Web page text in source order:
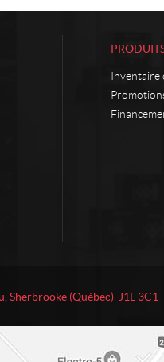
Inventaire
Sherbrooke (Québec) J1L 3C1